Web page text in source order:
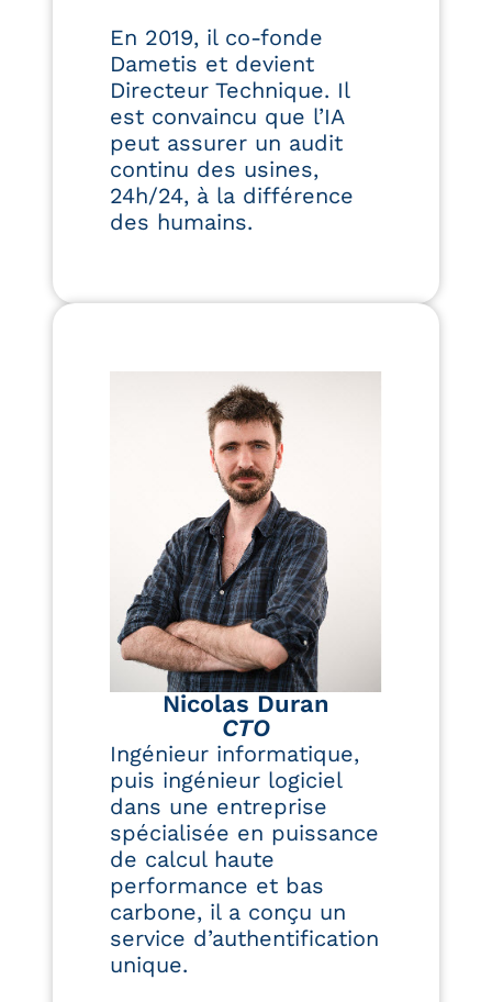
En 2019, il co-fonde
Dametis et devient
Directeur Technique. Il
est convaincu que l’IA
peut assurer un audit
continu des usines,
24h/24, à la différence
des humains.
Nicolas Duran
CTO
Ingénieur informatique,
puis ingénieur logiciel
dans une entreprise
spécialisée en puissance
de calcul haute
performance et bas
carbone, il a conçu un
service d’authentification
unique.